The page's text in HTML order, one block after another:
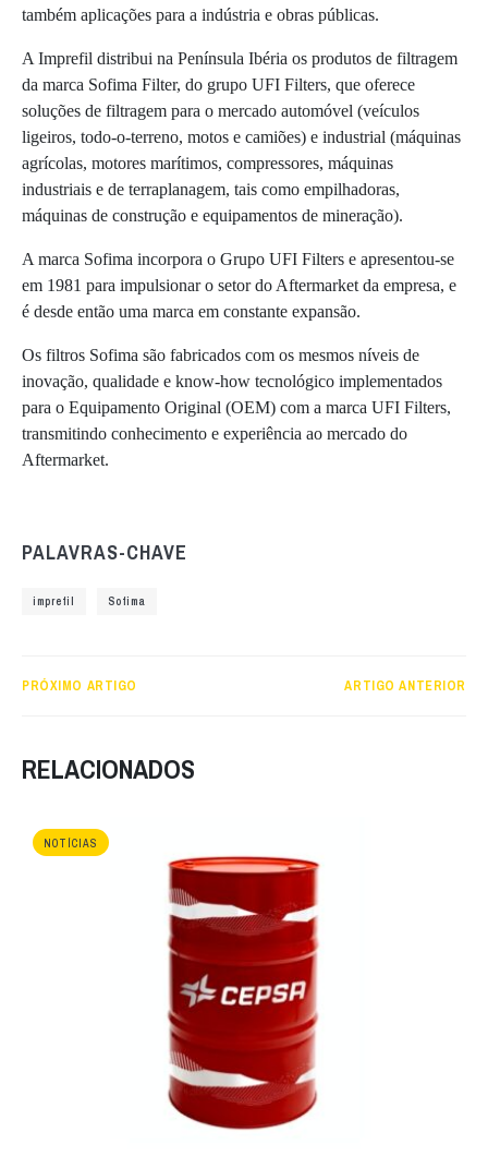
também aplicações para a indústria e obras públicas.
A Imprefil distribui na Península Ibéria os produtos de filtragem
da marca Sofima Filter, do grupo UFI Filters, que oferece
soluções de filtragem para o mercado automóvel (veículos
ligeiros, todo-o-terreno, motos e camiões) e industrial (máquinas
agrícolas, motores marítimos, compressores, máquinas
industriais e de terraplanagem, tais como empilhadoras,
máquinas de construção e equipamentos de mineração).
A marca Sofima incorpora o Grupo UFI Filters e apresentou-se
em 1981 para impulsionar o setor do Aftermarket da empresa, e
é desde então uma marca em constante expansão.
Os filtros Sofima são fabricados com os mesmos níveis de
inovação, qualidade e know-how tecnológico implementados
para o Equipamento Original (OEM) com a marca UFI Filters,
transmitindo conhecimento e experiência ao mercado do
Aftermarket.
PALAVRAS-CHAVE
imprefil Sofima
PRÓXIMO ARTIGO ARTIGO ANTERIOR
RELACIONADOS
NOTÍCIAS